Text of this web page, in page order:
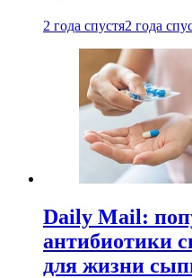
2 года спустя2 года
Daily Mail:
антибиотики
для жизни